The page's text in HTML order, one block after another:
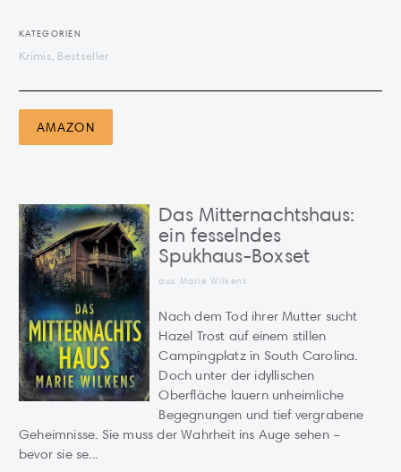
KATEGORIEN
Krimis, Bestseller
AMAZON
Das Mitternachtshaus:
ein fesselndes
Spukhaus-Boxset
aus Marie Wilkens
Nach dem Tod ihrer Mutter sucht
Hazel Trost auf einem stillen
Campingplatz in South Carolina.
Doch unter der idyllischen
Oberfläche lauern unheimliche
Begegnungen und tief vergrabene
Geheimnisse. Sie muss der Wahrheit ins Auge sehen –
bevor sie se...